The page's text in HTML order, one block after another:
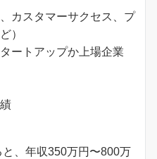
カスタマーサクセス、プ
）
ートアップか上場企業
、年収350万円〜800万